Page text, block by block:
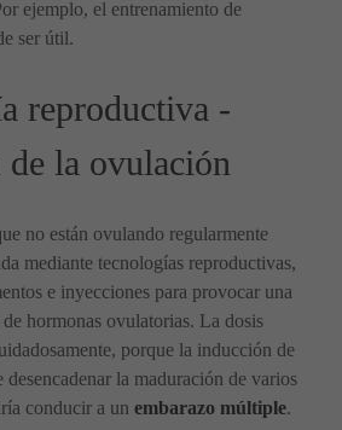
ejemplo, el entrenamiento de
ser útil.
reproductiva -
la ovulación
no están ovulando regularmente
mediante tecnologías reproductivas,
e inyecciones para provocar una
hormonas ovulatorias. La dosis
porque la inducción de
la maduración de varios
conducir a un embarazo múltiple.